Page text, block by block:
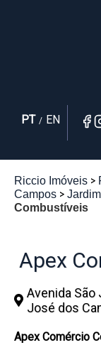
PT / EN
Riccio Imóveis
Campos
Combustíveis
Apex
Avenida São
José dos
Apex Comércio